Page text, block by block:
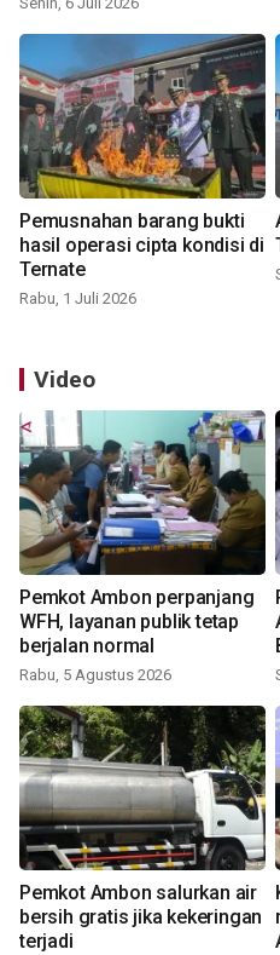
Pemusnahan barang bukti
hasil operasi cipta kondisi di
Ternate
Rabu, 1 Juli 2026
Video
Pemkot Ambon perpanjang
WFH, layanan publik tetap
berjalan normal
Rabu, 5 Agustus 2026
Pemkot Ambon salurkan air
bersih gratis jika kekeringan
terjadi